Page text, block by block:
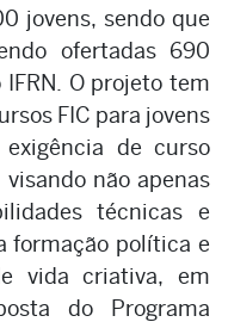
jovens, sendo que
ofertadas 690
O projeto tem
FIC para jovens
de curso
não apenas
técnicas e
formação política e
vida criativa, em
do Programa